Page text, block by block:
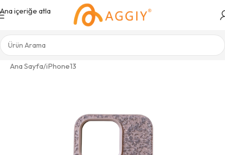
Ana içeriğe atla
Ana Sayfa/iPhone13